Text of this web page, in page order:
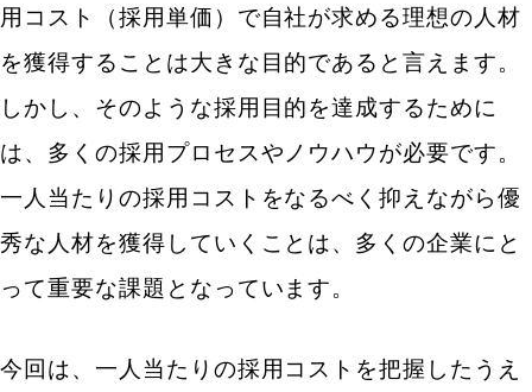
用コスト（採用単価）で自社が求める理想の人材
を獲得することは大きな目的であると言えます。
しかし、そのような採用目的を達成するために
は、多くの採用プロセスやノウハウが必要です。
一人当たりの採用コストをなるべく抑えながら優
秀な人材を獲得していくことは、多くの企業にと
って重要な課題となっています。
今回は、一人当たりの採用コストを把握したうえ